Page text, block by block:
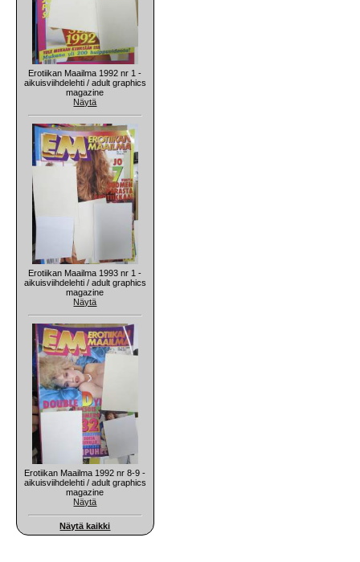
Erotiikan Maailma 1992 nr 1 -
aikuisviihdelehti / adult graphics
magazine
Näytä
Erotiikan Maailma 1993 nr 1 -
aikuisviihdelehti / adult graphics
magazine
Näytä
Erotiikan Maailma 1992 nr 8-9 -
aikuisviihdelehti / adult graphics
magazine
Näytä
Näytä kaikki